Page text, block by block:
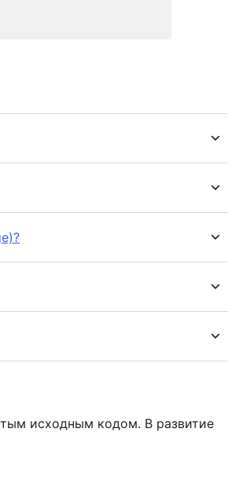
исходным кодом. В развитие